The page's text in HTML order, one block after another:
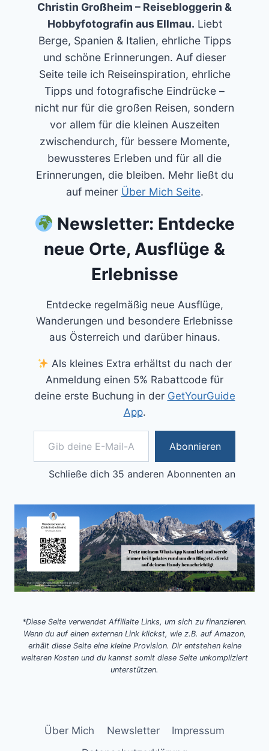
Christin Großheim – Reisebloggerin &
Hobbyfotografin aus Ellmau. Liebt
Berge, Spanien & Italien, ehrliche Tipps
und schöne Erinnerungen. Auf dieser
Seite teile ich Reiseinspiration, ehrliche
Tipps und fotografische Eindrücke –
nicht nur für die großen Reisen, sondern
vor allem für die kleinen Auszeiten
zwischendurch, für bessere Momente,
bewussteres Erleben und für all die
Erinnerungen, die bleiben. Mehr ließt du
auf meiner Über Mich Seite.
Newsletter: Entdecke
neue Orte, Ausflüge &
Erlebnisse
Entdecke regelmäßig neue Ausflüge,
Wanderungen und besondere Erlebnisse
aus Österreich und darüber hinaus.
Als kleines Extra erhältst du nach der
Anmeldung einen 5% Rabattcode für
deine erste Buchung in der GetYourGuide
App.
Gib deine E-Mail-Adresse ein ...
Abonnieren
Schließe dich 35 anderen Abonnenten an
*Diese Seite verwendet Affilialte Links, um sich zu finanzieren.
Wenn du auf einen externen Link klickst, wie z.B. auf Amazon,
erhält diese Seite eine kleine Provision. Dir entstehen keine
weiteren Kosten und du kannst somit diese Seite unkompliziert
unterstützen.
Über Mich Newsletter
Impressum